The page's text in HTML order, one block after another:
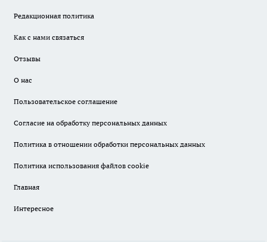
Редакционная политика
Как с нами связаться
Отзывы
О нас
Пользовательское соглашение
Согласие на обработку персональных данных
Политика в отношении обработки персональных данных
Политика использования файлов cookie
Главная
Интересное